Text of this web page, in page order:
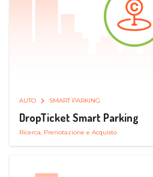
AUTO SMART PARKING
DropTicket Smart Parking
Ricerca, Prenotazione e Acquisto